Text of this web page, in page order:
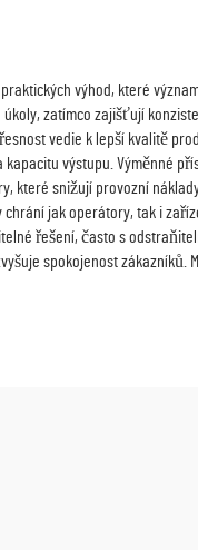
výhod, které
zatímco zajišťují
vedie k lepší kvalitě
výstupu. Výměnné
které snižují provozní
jak operátory, tak i
řešení, často s
spokojenost